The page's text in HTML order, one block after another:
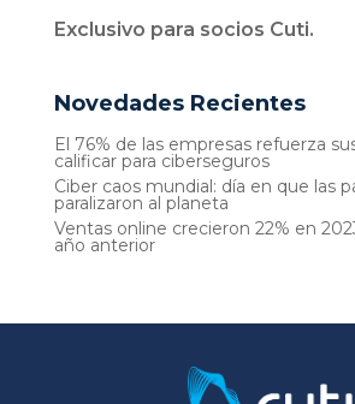
Exclusivo para socios Cuti.
Novedades Recientes
El 76% de las empresas refuerza
calificar para ciberseguros
Ciber caos mundial: día en que las
paralizaron al planeta
Ventas online crecieron 22% en
año anterior